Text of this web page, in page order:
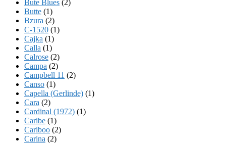
Bute Blues (2)
Butte (1)
Bzura (2)
C-1520 (1)
Cajka (1)
Calla (1)
Calrose (2)
Campa (2)
Campbell 11 (2)
Canso (1)
Capella (Gerlinde) (1)
Cara (2)
Cardinal (1972) (1)
Caribe (1)
Cariboo (2)
Carina (2)